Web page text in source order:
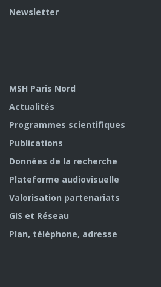
Newsletter
MSH Paris Nord
Actualités
Programmes scientifiques
Publications
Données de la recherche
Plateforme audiovisuelle
Valorisation partenariats
GIS et Réseau
Plan, téléphone, adresse